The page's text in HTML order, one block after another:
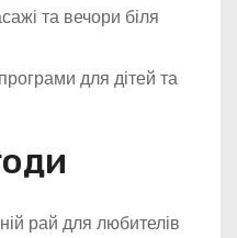
та вечори біля
для дітей та
рай для любителів